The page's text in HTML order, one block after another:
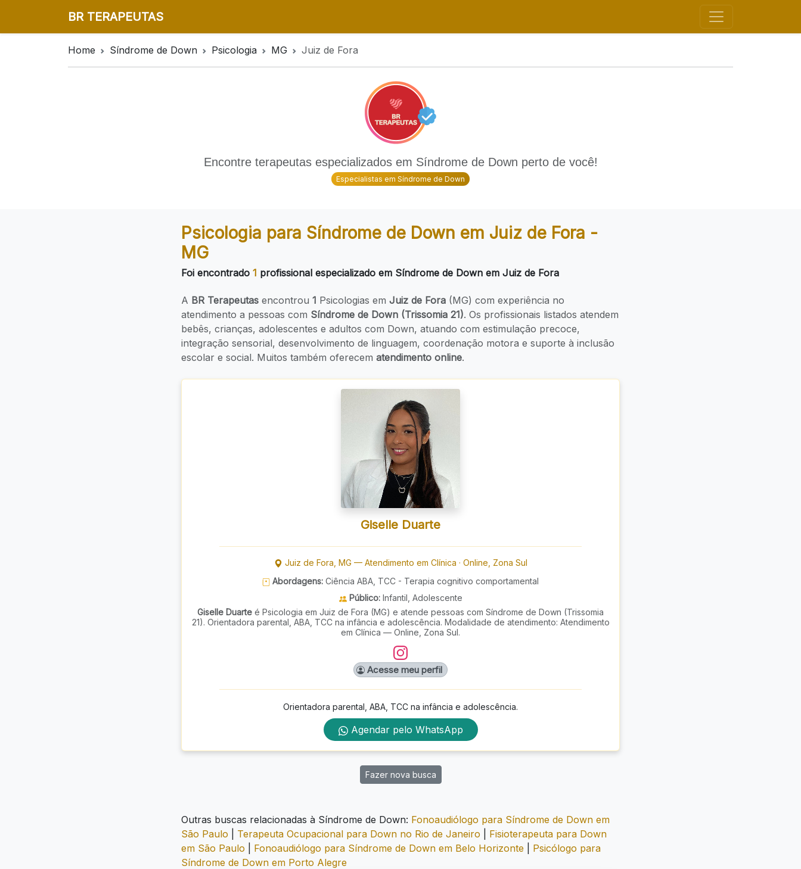
BR TERAPEUTAS
Home Síndrome de Down Psicologia MG Juiz de Fora
Encontre terapeutas especializados em Síndrome de Down perto de você!
Especialistas em Síndrome de Down
Psicologia para Síndrome de Down em Juiz de Fora -
MG
Foi encontrado 1 profissional especializado em Síndrome de Down em Juiz de Fora
A BR Terapeutas encontrou 1 Psicologias em Juiz de Fora (MG) com experiência no
atendimento a pessoas com Síndrome de Down (Trissomia 21). Os profissionais listados atendem
bebês, crianças, adolescentes e adultos com Down, atuando com estimulação precoce,
integração sensorial, desenvolvimento de linguagem, coordenação motora e suporte à inclusão
escolar e social. Muitos também oferecem atendimento online.
Giselle Duarte
Juiz de Fora MG — Atendimento em Clínica · Online, Zona Sul
Abordagens: Ciência ABA, TCC - Terapia cognitivo comportamental
Público:Infantil, Adolescente
Giselle Duarte é Psicologia em Juiz de Fora (MG) e atende pessoas com Síndrome de Down (Trissomia
21). Orientadora parental, ABA, TCC na infância e adolescência. Modalidade de atendimento: Atendimento
em Clínica — Online, Zona Sul.
Acesse meu perfil
Orientadora parental, ABA, TCC na infância e adolescência.
Agendar pelo WhatsApp
Fazer nova busca
Outras buscas relacionadas à Síndrome de Down: Fonoaudiólogo para Síndrome de Down em
São Paulo
Terapeuta Ocupacional para Down no Rio de Janeiro
Fisioterapeuta para Down
em São Paulo
Fonoaudiólogo para Síndrome de Down em Belo Horizonte
Psicólogo para
Síndrome de Down em Porto Alegre